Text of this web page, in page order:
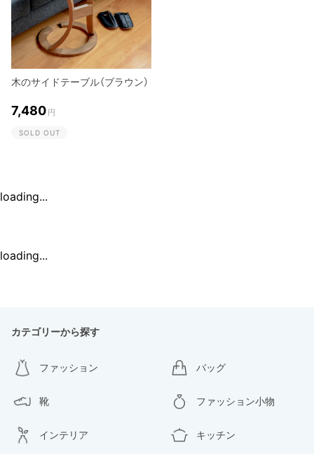
木のサイドテーブル（ブラウン）
7,480 円
SOLD OUT
loading...
loading...
カテゴリーから探す
ファッション バッグ
靴 ファッション小物
インテリア キッチン